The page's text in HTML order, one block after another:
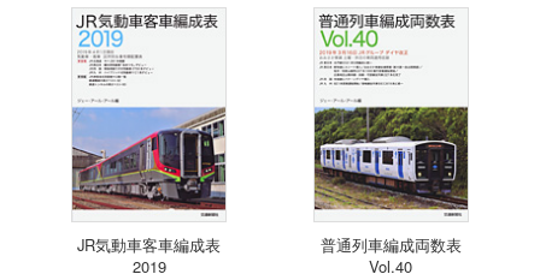
JR気動車客車編成表
2019
普通列車編成両数表
Vol.40